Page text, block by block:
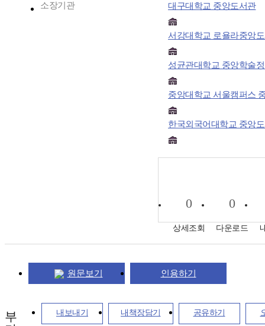
소장기관 대구대학교 중앙도서관
서강대학교 로욜라중앙
성균관대학교 중앙학술
중앙대학교 서울캠퍼스
한국외국어대학교 중앙
0
상세조회
0
다운로드
원문보기 인용하기
내보내기 내책장담기 공유하기
부